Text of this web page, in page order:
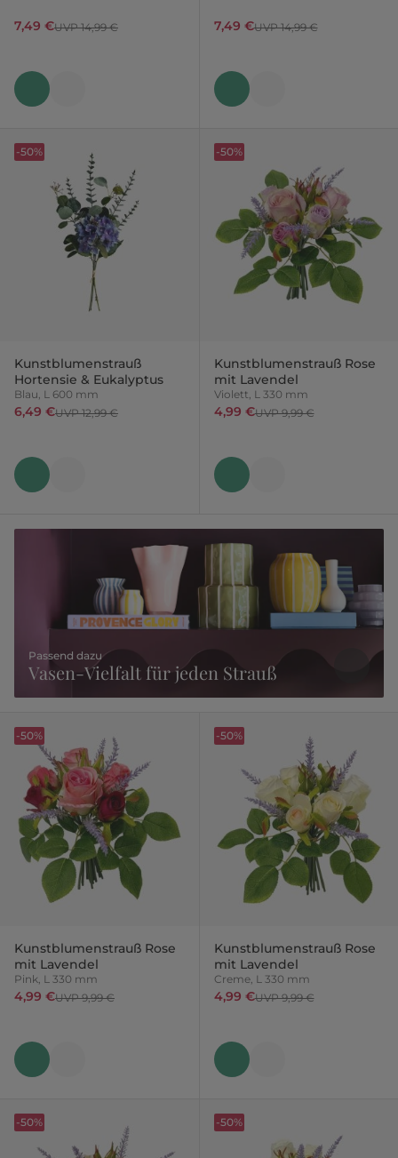
7,49 €UVP 14,99 € 7,49 €UVP 14,99 €
Kunstblumenstrauß
Hortensie & Eukalyptus
Blau, L 600 mm
6,49 €UVP 12,99 €
-50%
Kunstblumenstrauß Rose
mit Lavendel
Violett, L 330 mm
4,99 €UVP 9,99 €
-50%
Passend dazu
Vasen-Vielfalt für jeden Strauß
Kunstblumenstrauß Rose
mit Lavendel
Pink, L 330 mm
4,99 €UVP 9,99 €
-50%
Kunstblumenstrauß Rose
mit Lavendel
Creme, L 330 mm
4,99 €UVP 9,99 €
-50%
-50% -50%